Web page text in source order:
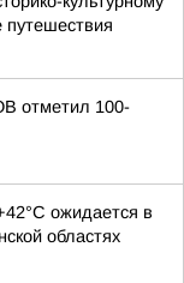
путешествия
отметил 100-
ожидается в
областях